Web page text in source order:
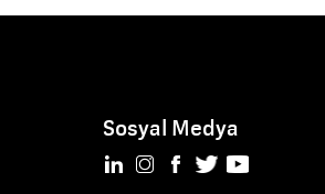
Sosyal Medya